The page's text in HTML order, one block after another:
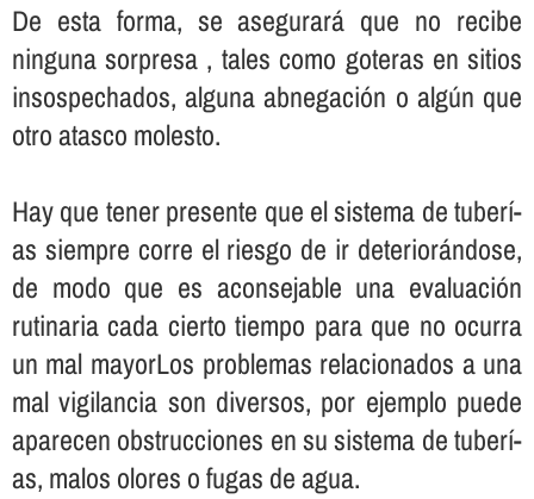
De esta forma, se asegurará que no recibe
ninguna sorpresa , tales como goteras en sitios
insospechados, alguna abnegación o algún que
otro atasco molesto.
Hay que tener presente que el sistema de tuberí­
as siempre corre el riesgo de ir deteriorándose,
de modo que es aconsejable una evaluación
rutinaria cada cierto tiempo para que no ocurra
un mal mayorLos problemas relacionados a una
mal vigilancia son diversos, por ejemplo puede
aparecen obstrucciones en su sistema de tuberí­
as, malos olores o fugas de agua.